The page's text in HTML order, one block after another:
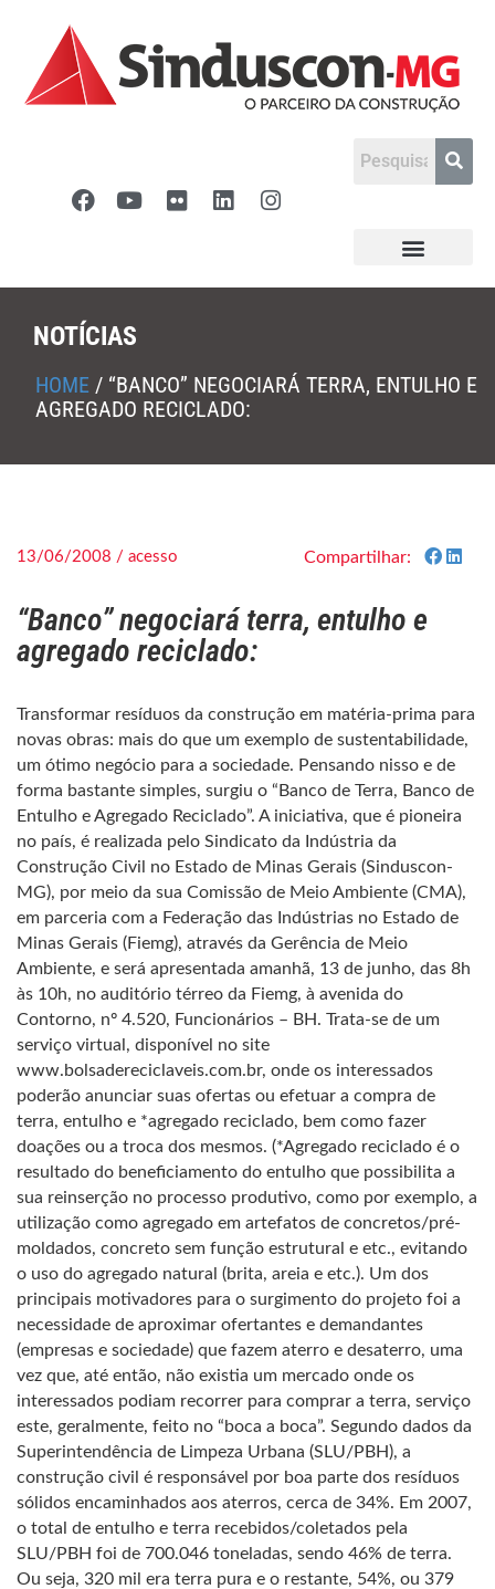
NOTÍCIAS
HOME / “BANCO” NEGOCIARÁ TERRA, ENTULHO E
AGREGADO RECICLADO:
13/06/2008 / acesso Compartilhar:
“Banco” negociará terra, entulho e
agregado reciclado:
Transformar resíduos da construção em matéria-prima para
novas obras: mais do que um exemplo de sustentabilidade,
um ótimo negócio para a sociedade. Pensando nisso e de
forma bastante simples, surgiu o “Banco de Terra, Banco de
Entulho e Agregado Reciclado”. A iniciativa, que é pioneira
no país, é realizada pelo Sindicato da Indústria da
Construção Civil no Estado de Minas Gerais (Sinduscon-
MG), por meio da sua Comissão de Meio Ambiente (CMA),
em parceria com a Federação das Indústrias no Estado de
Minas Gerais (Fiemg), através da Gerência de Meio
Ambiente, e será apresentada amanhã, 13 de junho, das 8h
às 10h, no auditório térreo da Fiemg, à avenida do
Contorno, nº 4.520, Funcionários – BH. Trata-se de um
serviço virtual, disponível no site
www.bolsadereciclaveis.com.br, onde os interessados
poderão anunciar suas ofertas ou efetuar a compra de
terra, entulho e *agregado reciclado, bem como fazer
doações ou a troca dos mesmos. (*Agregado reciclado é o
resultado do beneficiamento do entulho que possibilita a
sua reinserção no processo produtivo, como por exemplo, a
utilização como agregado em artefatos de concretos/pré-
moldados, concreto sem função estrutural e etc., evitando
o uso do agregado natural (brita, areia e etc.). Um dos
principais motivadores para o surgimento do projeto foi a
necessidade de aproximar ofertantes e demandantes
(empresas e sociedade) que fazem aterro e desaterro, uma
vez que, até então, não existia um mercado onde os
interessados podiam recorrer para comprar a terra, serviço
este, geralmente, feito no “boca a boca”. Segundo dados da
Superintendência de Limpeza Urbana (SLU/PBH), a
construção civil é responsável por boa parte dos resíduos
sólidos encaminhados aos aterros, cerca de 34%. Em 2007,
o total de entulho e terra recebidos/coletados pela
SLU/PBH foi de 700.046 toneladas, sendo 46% de terra.
Ou seja, 320 mil era terra pura e o restante, 54%, ou 379